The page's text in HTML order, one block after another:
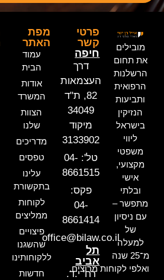
מובילים
את תחום
הרשלנות
הרפואית
ותביעות
הנזיקין
בישראל
ליווי
משפטי
מקצועי,
אישי
ובלתי
מתפשר –
עם ניסיון
של
למעלה
מ־25 שנה
ואלפי לקוחות מרוצים.
מפת
האתר
עמוד
הבית
אודות
המשרד
הצוות
שלנו
מדריכים
טפסים
עלינו
בתקשורת
לקוחות
ממליצים
פיצויים
שהשגנו
ללקוחותינו
חדשות
פרטי
קשר
חיפה
דרך
העצמאות
82, ת"ד
34049
מיקוד
3133902
טל': 04-
8661515
פקס:
04-
8661414
office@bilaw.co.il
תל
אביב
רח' י.ד.